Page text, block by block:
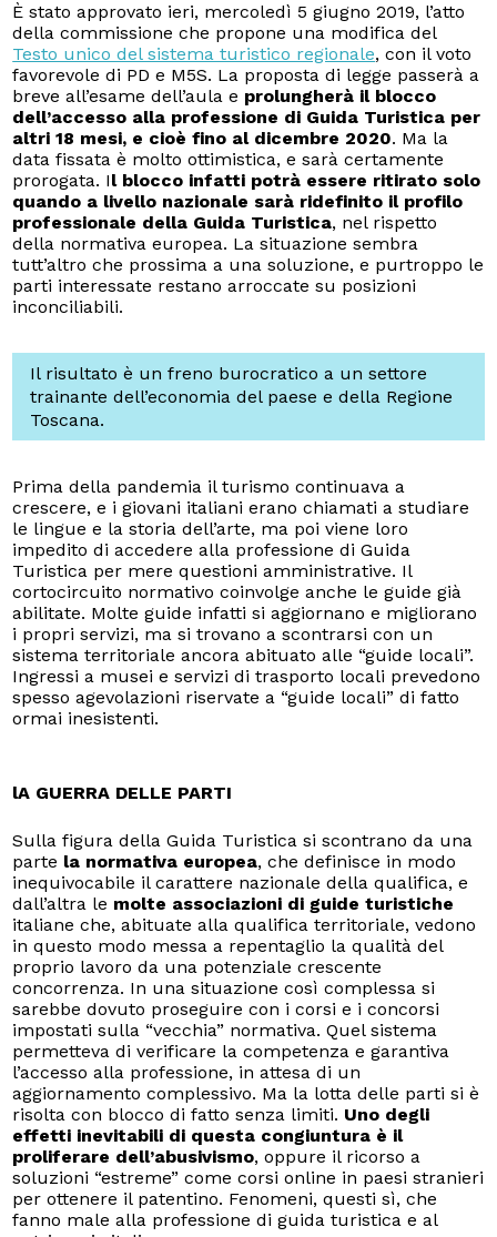
È stato approvato ieri, mercoledì 5 giugno 2019, l’atto
della commissione che propone una modifica del
Testo unico del sistema turistico regionale, con il voto
favorevole di PD e M5S. La proposta di legge passerà a
breve all’esame dell’aula e prolungherà il blocco
dell’accesso alla professione di Guida Turistica per
altri 18 mesi, e cioè fino al dicembre 2020. Ma la
data fissata è molto ottimistica, e sarà certamente
prorogata. Il blocco infatti potrà essere ritirato solo
quando a livello nazionale sarà ridefinito il profilo
professionale della Guida Turistica, nel rispetto
della normativa europea. La situazione sembra
tutt’altro che prossima a una soluzione, e purtroppo le
parti interessate restano arroccate su posizioni
inconciliabili.
Il risultato è un freno burocratico a un settore
trainante dell’economia del paese e della Regione
Toscana.
Prima della pandemia il turismo continuava a
crescere, e i giovani italiani erano chiamati a studiare
le lingue e la storia dell’arte, ma poi viene loro
impedito di accedere alla professione di Guida
Turistica per mere questioni amministrative. Il
cortocircuito normativo coinvolge anche le guide già
abilitate. Molte guide infatti si aggiornano e migliorano
i propri servizi, ma si trovano a scontrarsi con un
sistema territoriale ancora abituato alle “guide locali”.
Ingressi a musei e servizi di trasporto locali prevedono
spesso agevolazioni riservate a “guide locali” di fatto
ormai inesistenti.
lA GUERRA DELLE PARTI
Sulla figura della Guida Turistica si scontrano da una
parte la normativa europea, che definisce in modo
inequivocabile il carattere nazionale della qualifica, e
dall’altra le molte associazioni di guide turistiche
italiane che, abituate alla qualifica territoriale, vedono
in questo modo messa a repentaglio la qualità del
proprio lavoro da una potenziale crescente
concorrenza. In una situazione così complessa si
sarebbe dovuto proseguire con i corsi e i concorsi
impostati sulla “vecchia” normativa. Quel sistema
permetteva di verificare la competenza e garantiva
l’accesso alla professione, in attesa di un
aggiornamento complessivo. Ma la lotta delle parti si è
risolta con blocco di fatto senza limiti. Uno degli
effetti inevitabili di questa congiuntura è il
proliferare dell’abusivismo, oppure il ricorso a
soluzioni “estreme” come corsi online in paesi stranieri
per ottenere il patentino. Fenomeni, questi sì, che
fanno male alla professione di guida turistica e al